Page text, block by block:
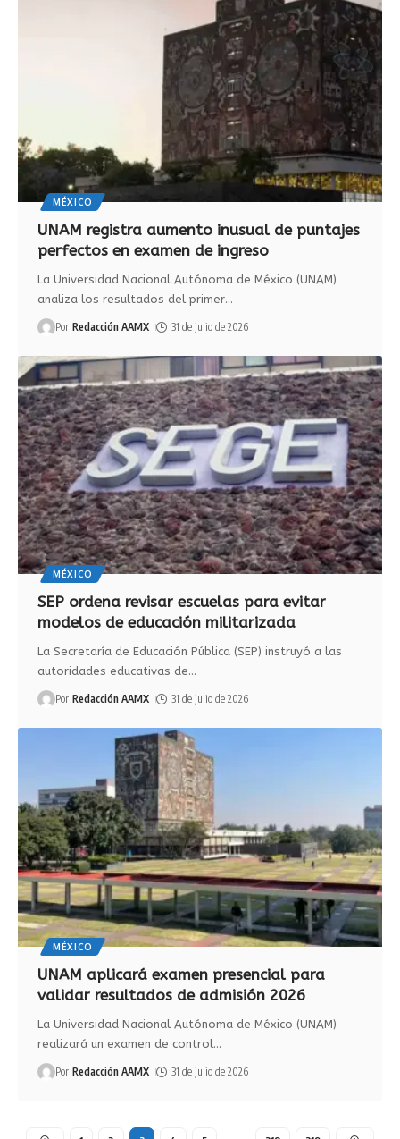
MÉXICO
UNAM registra aumento inusual de puntajes
perfectos en examen de ingreso
La Universidad Nacional Autónoma de México (UNAM)
analiza los resultados del primer…
Por Redacción AAMX 31 de julio de 2026
MÉXICO
SEP ordena revisar escuelas para evitar
modelos de educación militarizada
La Secretaría de Educación Pública (SEP) instruyó a las
autoridades educativas de…
Por Redacción AAMX 31 de julio de 2026
MÉXICO
UNAM aplicará examen presencial para
validar resultados de admisión 2026
La Universidad Nacional Autónoma de México (UNAM)
realizará un examen de control…
Por Redacción AAMX 31 de julio de 2026